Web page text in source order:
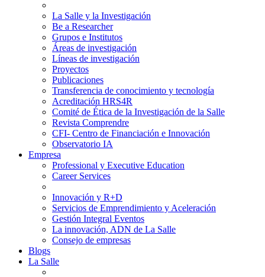
La Salle y la Investigación
Be a Researcher
Grupos e Institutos
Áreas de investigación
Líneas de investigación
Proyectos
Publicaciones
Transferencia de conocimiento y tecnología
Acreditación HRS4R
Comité de Ética de la Investigación de la Salle
Revista Comprendre
CFI- Centro de Financiación e Innovación
Observatorio IA
Empresa
Professional y Executive Education
Career Services
Innovación y R+D
Servicios de Emprendimiento y Aceleración
Gestión Integral Eventos
La innovación, ADN de La Salle
Consejo de empresas
Blogs
La Salle